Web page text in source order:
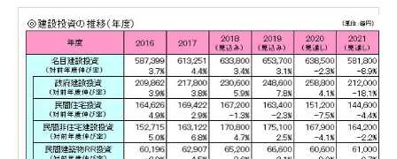
会員登録について
サポーター会員一覧
会社概要 お問い合わせ
個人情報保護方針
会員規約
会員サービスの利用条件等について定めるものです。
2. 管理者が建設資料館WEB上で随時掲載するルールは本規約の
一部を構成するものとします。
第2条（規約の変更）
本規約は、会員の了承を得ることなく、随時変更されることが
あります。変更内容は、建設資料館WEB上に表示した時点で直
ちに全ての会員が了承したものとみなします。